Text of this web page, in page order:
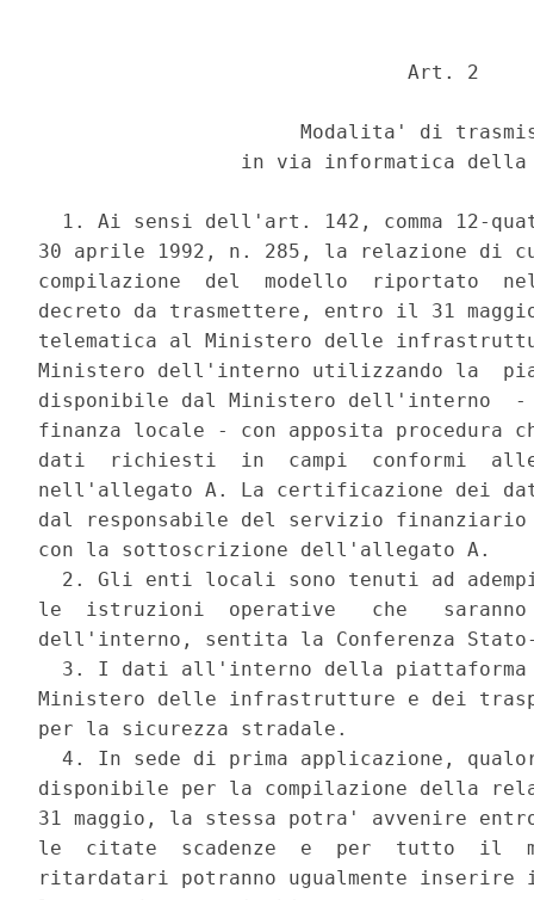
                               Art. 2
Modalita' di
in via informatica
1. Ai sensi dell'art. 142, comma 12-
30 aprile 1992, n. 285, la relazione di
compilazione  del  modello  riportato
decreto da trasmettere, entro il 31
telematica al Ministero delle
Ministero dell'interno utilizzando la
disponibile dal Ministero dell'interno
finanza locale - con apposita procedura
dati  richiesti  in  campi  conformi
nell'allegato A. La certificazione dei
dal responsabile del servizio finanziario
con la sottoscrizione dell'allegato A.
2. Gli enti locali sono tenuti ad
le  istruzioni  operative   che
dell'interno, sentita la Conferenza
3. I dati all'interno della
Ministero delle infrastrutture e dei
per la sicurezza stradale.
4. In sede di prima applicazione,
disponibile per la compilazione della
31 maggio, la stessa potra' avvenire
le  citate  scadenze  e  per  tutto  il
ritardatari potranno ugualmente